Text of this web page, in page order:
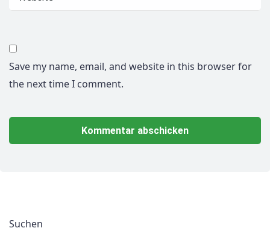
Save my name, email, and website in this browser for
the next time I comment.
Suchen